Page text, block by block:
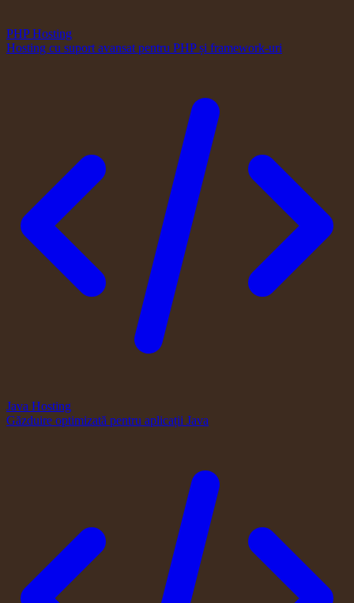
PHP Hosting
Hosting cu suport avansat pentru PHP și framework-uri
Java Hosting
Găzduire optimizată pentru aplicații Java